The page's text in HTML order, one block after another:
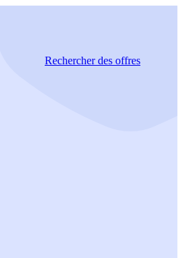
Rechercherdes offres